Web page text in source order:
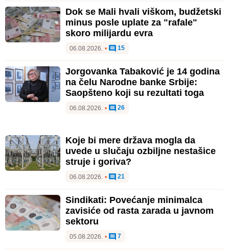
Dok se Mali hvali viškom, budžetski
minus posle uplate za "rafale"
skoro milijardu evra
06.08.2026. • 15
Jorgovanka Tabaković je 14 godina
na čelu Narodne banke Srbije:
Saopšteno koji su rezultati toga
06.08.2026. • 26
Koje bi mere država mogla da
uvede u slučaju ozbiljne nestašice
struje i goriva?
06.08.2026. • 21
Sindikati: Povećanje minimalca
zavisiće od rasta zarada u javnom
sektoru
05.08.2026. • 7